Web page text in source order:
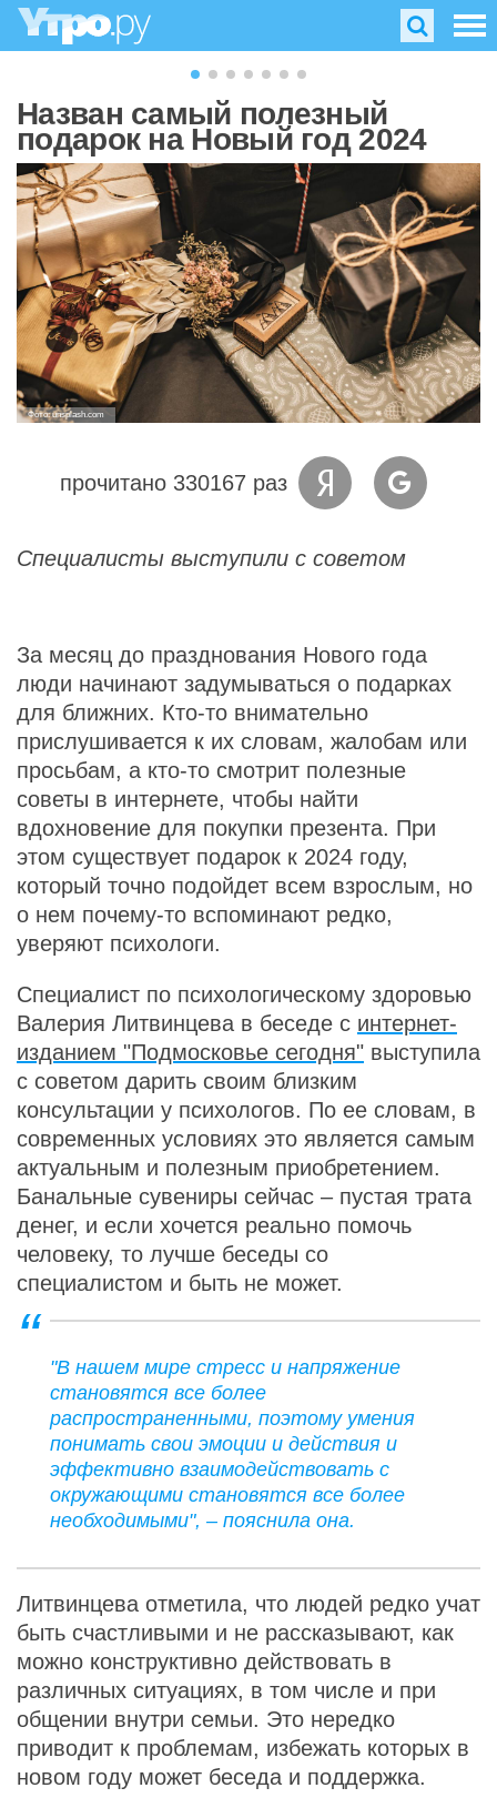
Назван самый полезный
подарок на Новый год 2024
Фото: unsplash.com
прочитано 330167 раз
Специалисты выступили с советом
За месяц до празднования Нового года
люди начинают задумываться о подарках
для ближних. Кто-то внимательно
прислушивается к их словам, жалобам или
просьбам, а кто-то смотрит полезные
советы в интернете, чтобы найти
вдохновение для покупки презента. При
этом существует подарок к 2024 году,
который точно подойдет всем взрослым, но
о нем почему-то вспоминают редко,
уверяют психологи.
Специалист по психологическому здоровью
Валерия Литвинцева в беседе с интернет-
изданием "Подмосковье сегодня" выступила
с советом дарить своим близким
консультации у психологов. По ее словам, в
современных условиях это является самым
актуальным и полезным приобретением.
Банальные сувениры сейчас – пустая трата
денег, и если хочется реально помочь
человеку, то лучше беседы со
специалистом и быть не может.
"В нашем мире стресс и напряжение
становятся все более
распространенными, поэтому умения
понимать свои эмоции и действия и
эффективно взаимодействовать с
окружающими становятся все более
необходимыми", – пояснила она.
Литвинцева отметила, что людей редко учат
быть счастливыми и не рассказывают, как
можно конструктивно действовать в
различных ситуациях, в том числе и при
общении внутри семьи. Это нередко
приводит к проблемам, избежать которых в
новом году может беседа и поддержка.